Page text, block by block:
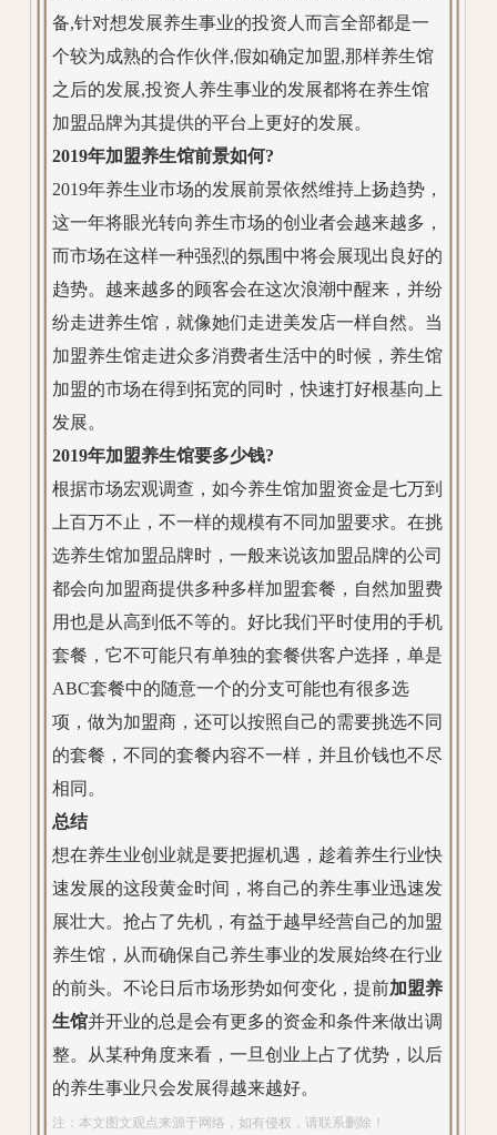
备,针对想发展养生事业的投资人而言全部都是一
个较为成熟的合作伙伴,假如确定加盟,那样养生馆
之后的发展,投资人养生事业的发展都将在养生馆
加盟品牌为其提供的平台上更好的发展。
2019年加盟养生馆前景如何?
2019年养生业市场的发展前景依然维持上扬趋势，
这一年将眼光转向养生市场的创业者会越来越多，
而市场在这样一种强烈的氛围中将会展现出良好的
趋势。越来越多的顾客会在这次浪潮中醒来，并纷
纷走进养生馆，就像她们走进美发店一样自然。当
加盟养生馆走进众多消费者生活中的时候，养生馆
加盟的市场在得到拓宽的同时，快速打好根基向上
发展。
2019年加盟养生馆要多少钱?
根据市场宏观调查，如今养生馆加盟资金是七万到
上百万不止，不一样的规模有不同加盟要求。在挑
选养生馆加盟品牌时，一般来说该加盟品牌的公司
都会向加盟商提供多种多样加盟套餐，自然加盟费
用也是从高到低不等的。好比我们平时使用的手机
套餐，它不可能只有单独的套餐供客户选择，单是
ABC套餐中的随意一个的分支可能也有很多选
项，做为加盟商，还可以按照自己的需要挑选不同
的套餐，不同的套餐内容不一样，并且价钱也不尽
相同。
总结
想在养生业创业就是要把握机遇，趁着养生行业快
速发展的这段黄金时间，将自己的养生事业迅速发
展壮大。抢占了先机，有益于越早经营自己的加盟
养生馆，从而确保自己养生事业的发展始终在行业
的前头。不论日后市场形势如何变化，提前加盟养
生馆并开业的总是会有更多的资金和条件来做出调
整。从某种角度来看，一旦创业上占了优势，以后
的养生事业只会发展得越来越好。
注：本文图文观点来源于网络，如有侵权，请联系删除！